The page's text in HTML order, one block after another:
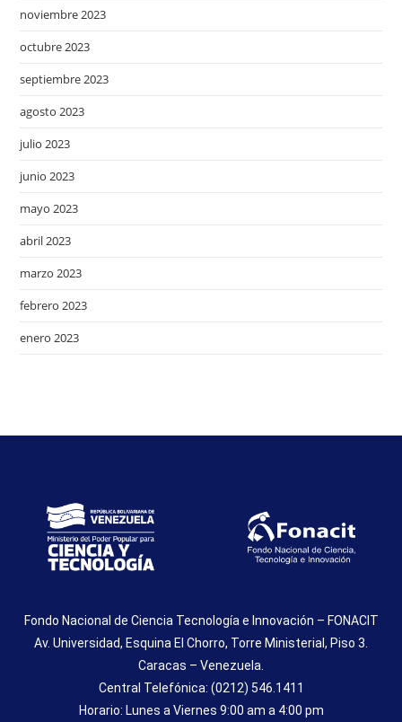
noviembre 2023
octubre 2023
septiembre 2023
agosto 2023
julio 2023
junio 2023
mayo 2023
abril 2023
marzo 2023
febrero 2023
enero 2023
Fondo Nacional de Ciencia Tecnología e Innovación – FONACIT
Av. Universidad, Esquina El Chorro, Torre Ministerial, Piso 3.
Caracas – Venezuela.
Central Telefónica: (0212) 546.1411
Horario: Lunes a Viernes 9:00 am a 4:00 pm